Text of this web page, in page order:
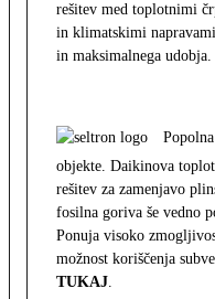
rešitev med toplotnimi
in klimatskimi
in maksimalnega
objekte. Daikinova
rešitev za zamenjavo
fosilna goriva še vedno
Ponuja visoko
možnost koriščenja
TUKAJ.